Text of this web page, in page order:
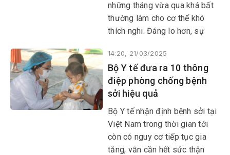
những tháng vừa qua khá bất
thường làm cho cơ thể khó
thích nghi. Đáng lo hơn, sự
lợi cho các loại virus, côn
trùng, ký sinh trùng gây bệnh
phát triển mạnh.
14:20, 21/03/2025
Bộ Y tế đưa ra 10 thông
điệp phòng chống bệnh
sởi hiệu quả
Bộ Y tế nhận định bệnh sởi tại
Việt Nam trong thời gian tới
còn có nguy cơ tiếp tục gia
tăng, vẫn cần hết sức thận